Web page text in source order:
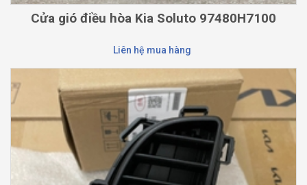
Cửa gió điều hòa Kia Soluto 97480H7100
Liên hệ mua hàng